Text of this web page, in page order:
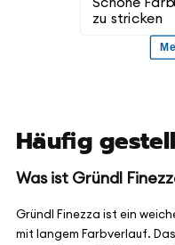
Häufig
Was ist Gründl
Gründl Finezza ist ein
mit langem Farbverlauf.